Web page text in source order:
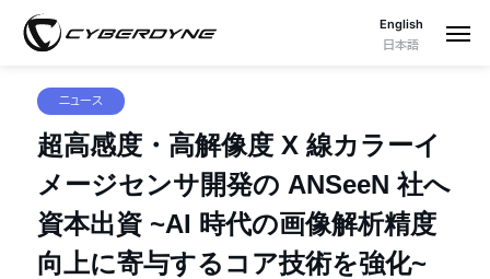
English
日本語
ニュース
超高感度・高解像度 X 線カラーイ
メージセンサ開発の ANSeeN 社へ
資本出資 ~AI 時代の画像解析精度
向上に寄与するコア技術を強化~